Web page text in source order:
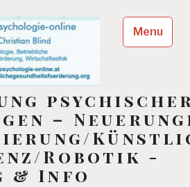
–
Robotik -
& Info
Menu